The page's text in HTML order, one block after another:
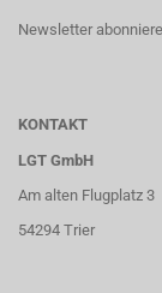
Newsletter
KONTAKT
LGT GmbH
Am alten Flugplatz 3
54294 Trier